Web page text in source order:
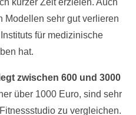
Modellen sehr gut verlieren
für medizinische
hat.
zwischen 600 und 3000
über 1000 Euro, sind sehr
zu vergleichen.